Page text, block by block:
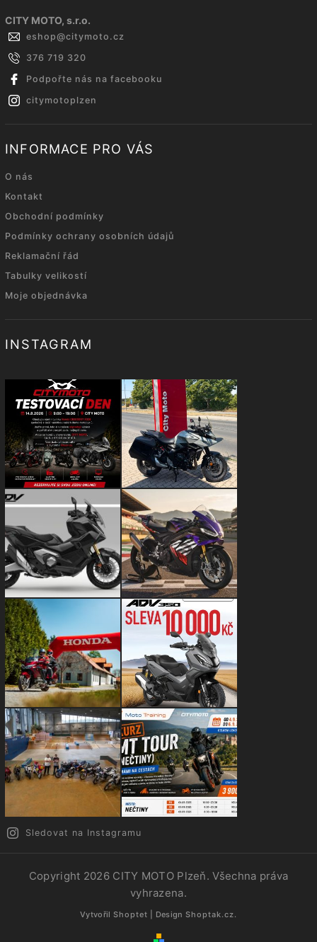
CITY MOTO, s.r.o.
eshop@citymoto.cz
376 719 320
Podpořte nás na facebooku
citymotoplzen
INFORMACE PRO VÁS
O nás
Kontakt
Obchodní podmínky
Podmínky ochrany osobních údajů
Reklamační řád
Tabulky velikostí
Moje objednávka
INSTAGRAM
Sledovat na Instagramu
Copyright 2026 CITY MOTO Plzeň. Všechna práva
vyhrazena.
Vytvořil Shoptet | Design Shoptak.cz.